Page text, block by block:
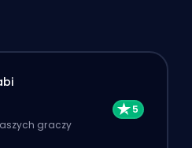
graczy